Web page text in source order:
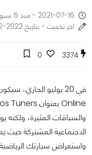
2021-07-16 - منذ 5 سنوات
اخر تحديث - بتاريخ 2022-02-08
3374
0
الاجتماعية المشتركة حيث
واستعراض سيارتك